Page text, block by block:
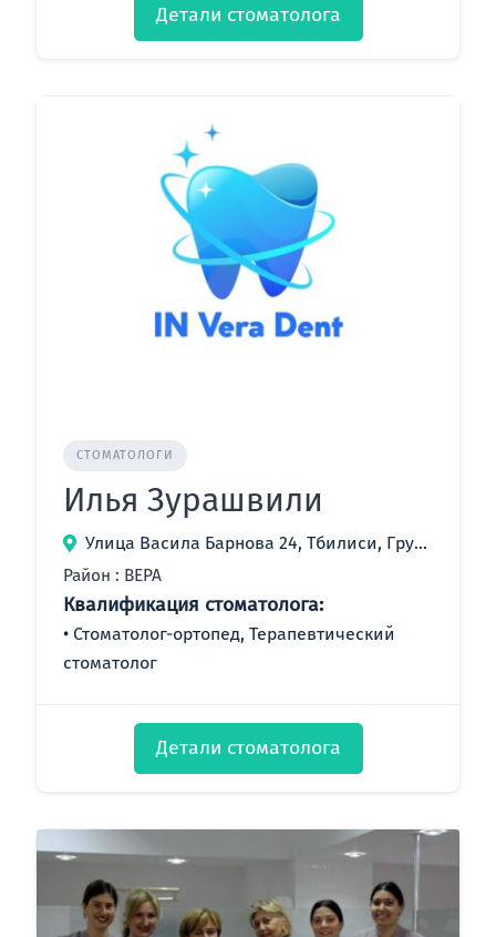
Детали стоматолога
СТОМАТОЛОГИ
Илья Зурашвили
Улица Васила Барнова 24, Тбилиси, Грузия
Район : ВЕРА
Квалификация стоматолога:
Стоматолог-ортопед, Терапевтический
стоматолог
Детали стоматолога